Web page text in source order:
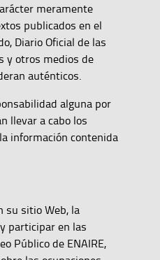
meramente
publicados en el
Diario Oficial de las
y otros medios de
auténticos.
alguna por
llevar a cabo los
información contenida
su sitio Web, la
participar en las
Público de ENAIRE,